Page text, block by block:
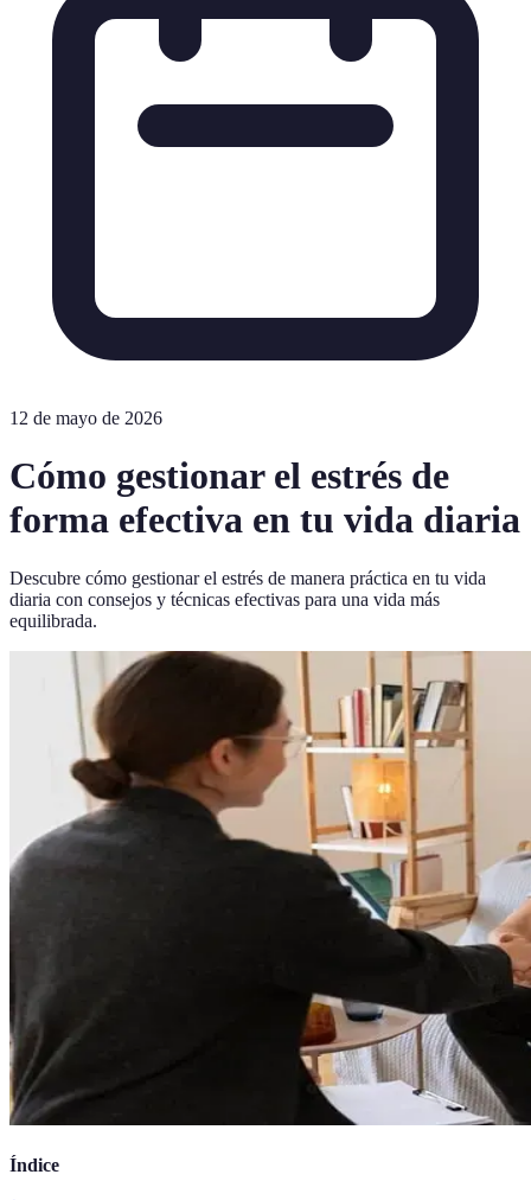
12 de mayo de 2026
Cómo gestionar el estrés de
forma efectiva en tu vida diaria
Descubre cómo gestionar el estrés de manera práctica en tu vida
diaria con consejos y técnicas efectivas para una vida más
equilibrada.
Índice